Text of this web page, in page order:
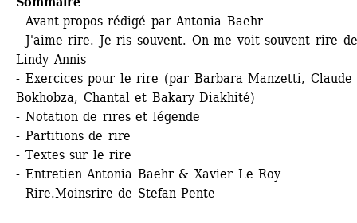
- Avant-propos rédigé par Antonia Baehr
- J'aime rire. Je ris souvent. On me voit souvent rire de
Lindy Annis
- Exercices pour le rire (par Barbara Manzetti, Claude
Bokhobza, Chantal et Bakary Diakhité)
- Notation de rires et légende
- Partitions de rire
- Textes sur le rire
- Entretien Antonia Baehr & Xavier Le Roy
- Rire.Moinsrire de Stefan Pente